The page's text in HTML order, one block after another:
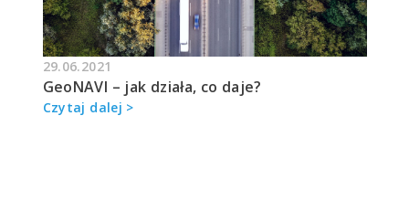
29.06.2021
GeoNAVI – jak działa, co daje?
Czytaj dalej >